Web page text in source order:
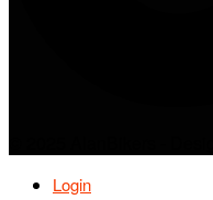
Login